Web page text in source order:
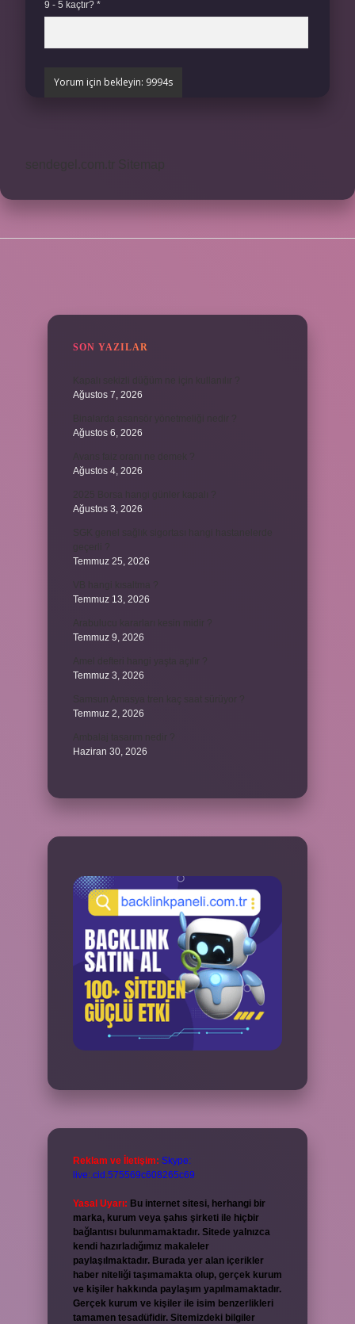
9 - 5 kaçtır? *
SON YAZILAR
Ağustos 7, 2026
Ağustos 6, 2026
Ağustos 4, 2026
Ağustos 3, 2026
Temmuz 25, 2026
Temmuz 13, 2026
Temmuz 9, 2026
Temmuz 3, 2026
Temmuz 2, 2026
Haziran 30, 2026
Reklam ve İletişim: Skype:
live:.cid.575569c608265c69
Yasal Uyarı: Bu internet sitesi, herhangi bir
marka, kurum veya şahıs şirketi ile hiçbir
bağlantısı bulunmamaktadır. Sitede yalnızca
kendi hazırladığımız makaleler
paylaşılmaktadır. Burada yer alan içerikler
haber niteliği taşımamakta olup, gerçek kurum
ve kişiler hakkında paylaşım yapılmamaktadır.
Gerçek kurum ve kişiler ile isim benzerlikleri
tamamen tesadüfidir. Sitemizdeki bilgiler